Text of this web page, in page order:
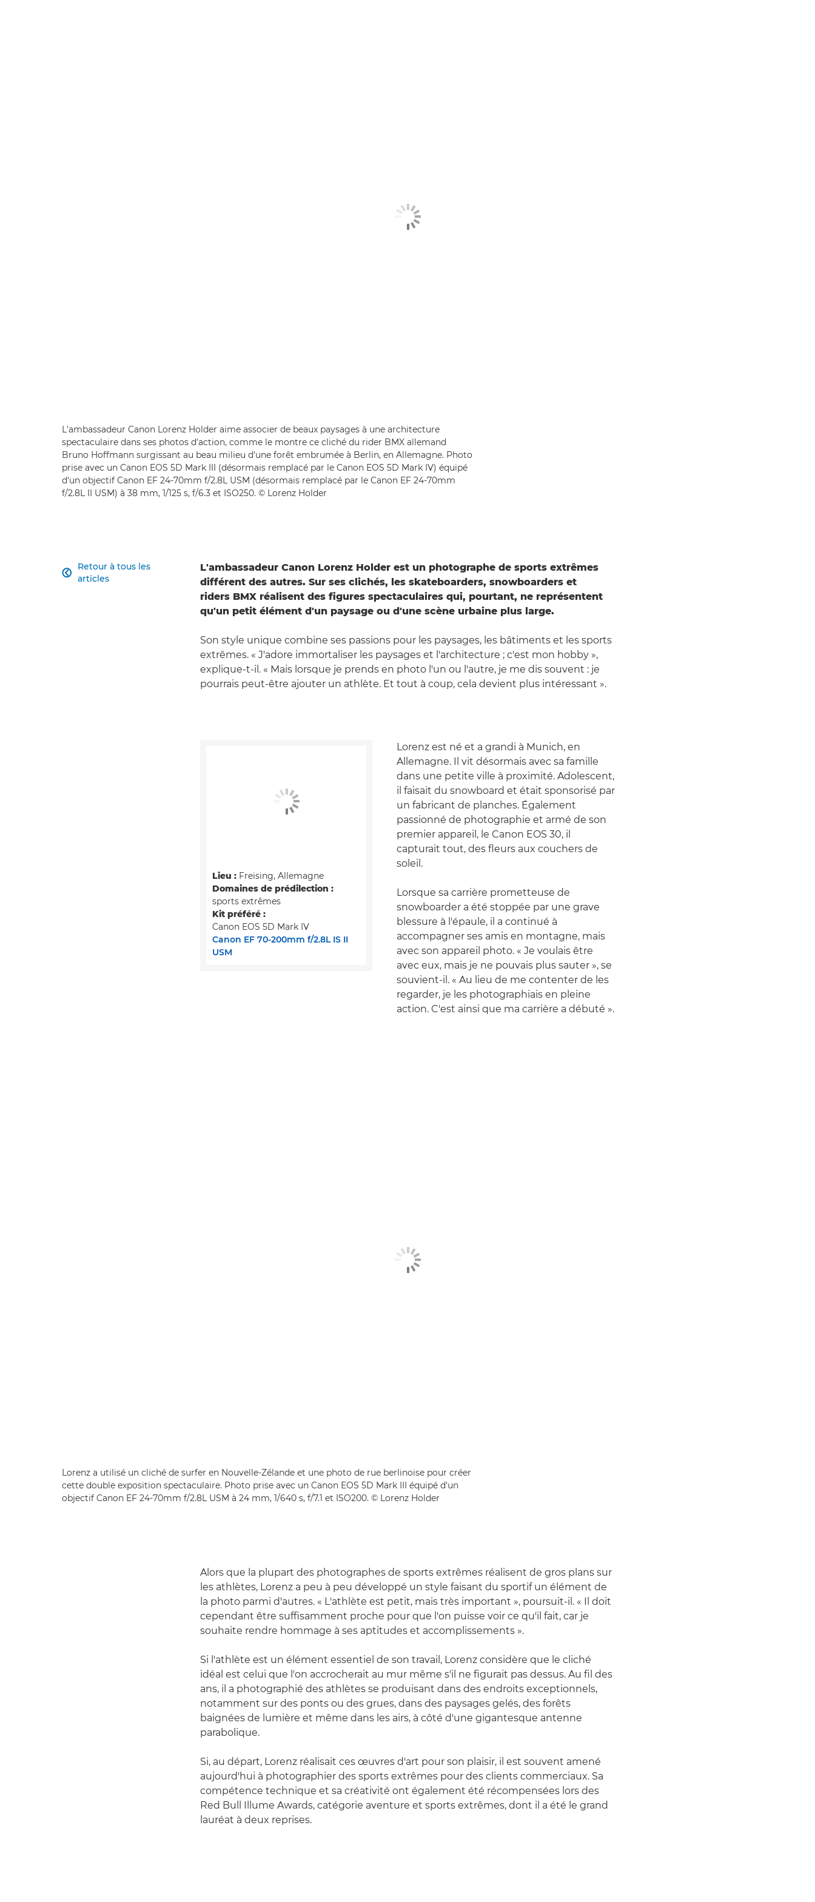
L'ambassadeur Canon Lorenz Holder aime associer de beaux paysages à une architecture
spectaculaire dans ses photos d'action, comme le montre ce cliché du rider BMX allemand
Bruno Hoffmann surgissant au beau milieu d'une forêt embrumée à Berlin, en Allemagne. Photo
prise avec un Canon EOS 5D Mark III (désormais remplacé par le Canon EOS 5D Mark IV) équipé
d'un objectif Canon EF 24-70mm f/2.8L USM (désormais remplacé par le Canon EF 24-70mm
f/2.8L II USM) à 38 mm, 1/125 s, f/6.3 et ISO250. © Lorenz Holder
Retour à tous les
articles

L'ambassadeur Canon Lorenz Holder est un photographe de sports extrêmes
différent des autres. Sur ses clichés, les skateboarders, snowboarders et
riders BMX réalisent des figures spectaculaires qui, pourtant, ne représentent
qu'un petit élément d'un paysage ou d'une scène urbaine plus large.
Son style unique combine ses passions pour les paysages, les bâtiments et les sports
extrêmes. « J'adore immortaliser les paysages et l'architecture ; c'est mon hobby »,
explique-t-il. « Mais lorsque je prends en photo l'un ou l'autre, je me dis souvent : je
pourrais peut-être ajouter un athlète. Et tout à coup, cela devient plus intéressant ».
Lorenz est né et a grandi à Munich, en
Allemagne. Il vit désormais avec sa famille
dans une petite ville à proximité. Adolescent,
il faisait du snowboard et était sponsorisé par
un fabricant de planches. Également
passionné de photographie et armé de son
premier appareil, le Canon EOS 30, il
capturait tout, des fleurs aux couchers de
soleil.
Lorsque sa carrière prometteuse de
snowboarder a été stoppée par une grave
blessure à l'épaule, il a continué à
accompagner ses amis en montagne, mais
avec son appareil photo. « Je voulais être
avec eux, mais je ne pouvais plus sauter », se
souvient-il. « Au lieu de me contenter de les
regarder, je les photographiais en pleine
action. C'est ainsi que ma carrière a débuté ».
Lieu : Freising, Allemagne
Domaines de prédilection :
sports extrêmes
Kit préféré :
Canon EOS 5D Mark IV
Canon EF 70-200mm f/2.8L IS II
USM
Lorenz a utilisé un cliché de surfer en Nouvelle-Zélande et une photo de rue berlinoise pour créer
cette double exposition spectaculaire. Photo prise avec un Canon EOS 5D Mark III équipé d'un
objectif Canon EF 24-70mm f/2.8L USM à 24 mm, 1/640 s, f/7.1 et ISO200. © Lorenz Holder
Alors que la plupart des photographes de sports extrêmes réalisent de gros plans sur
les athlètes, Lorenz a peu à peu développé un style faisant du sportif un élément de
la photo parmi d'autres. « L'athlète est petit, mais très important », poursuit-il. « Il doit
cependant être suffisamment proche pour que l'on puisse voir ce qu'il fait, car je
souhaite rendre hommage à ses aptitudes et accomplissements ».
Si l'athlète est un élément essentiel de son travail, Lorenz considère que le cliché
idéal est celui que l'on accrocherait au mur même s'il ne figurait pas dessus. Au fil des
ans, il a photographié des athlètes se produisant dans des endroits exceptionnels,
notamment sur des ponts ou des grues, dans des paysages gelés, des forêts
baignées de lumière et même dans les airs, à côté d'une gigantesque antenne
parabolique.
Si, au départ, Lorenz réalisait ces œuvres d'art pour son plaisir, il est souvent amené
aujourd'hui à photographier des sports extrêmes pour des clients commerciaux. Sa
compétence technique et sa créativité ont également été récompensées lors des
Red Bull Illume Awards, catégorie aventure et sports extrêmes, dont il a été le grand
lauréat à deux reprises.